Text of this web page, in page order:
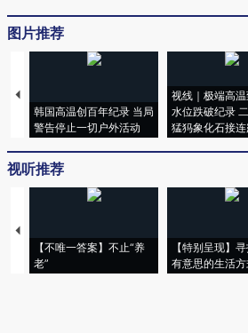
图片推荐
韩国高温创百年纪录 当局
警告停止一切户外活动
视线｜极端高
水位跌破纪录
猛犸象化石接
视听推荐
【不唯一答案】不止“养
老”
【特别呈现】
有意思的生活方